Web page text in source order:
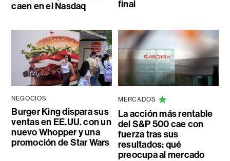
caen en el Nasdaq
final
NEGOCIOS
Burger King dispara sus
ventas en EE.UU. con un
nuevo Whopper y una
promoción de Star Wars
MERCADOS
La acción más rentable
del S&P 500 cae con
fuerza tras sus
resultados: qué
preocupa al mercado